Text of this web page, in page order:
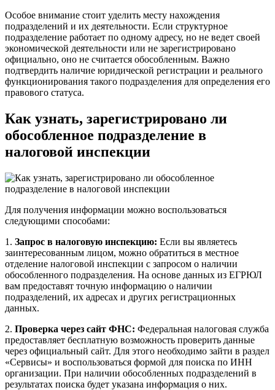
Особое внимание стоит уделить месту нахождения
подразделений и их деятельности. Если структурное
подразделение работает по одному адресу, но не ведет своей
экономической деятельности или не зарегистрировано
официально, оно не считается обособленным. Важно
подтвердить наличие юридической регистрации и реального
функционирования такого подразделения для определения его
правового статуса.
Как узнать, зарегистрировано ли
обособленное подразделение в
налоговой инспекции
Для получения информации можно воспользоваться
следующими способами:
1. Запрос в налоговую инспекцию: Если вы являетесь
заинтересованным лицом, можно обратиться в местное
отделение налоговой инспекции с запросом о наличии
обособленного подразделения. На основе данных из ЕГРЮЛ
вам предоставят точную информацию о наличии
подразделений, их адресах и других регистрационных
данных.
2. Проверка через сайт ФНС: Федеральная налоговая служба
предоставляет бесплатную возможность проверить данные
через официальный сайт. Для этого необходимо зайти в раздел
«Сервисы» и воспользоваться формой для поиска по ИНН
организации. При наличии обособленных подразделений в
результатах поиска будет указана информация о них.